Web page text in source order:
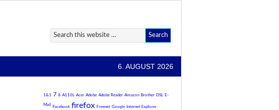
6. AUGUST 2026
1&1 7 8 A110L Acer Adobe Adobe Reader Amazon Brother DSL E-
Mail Facebook firefox Freenet Google Internet Explorer